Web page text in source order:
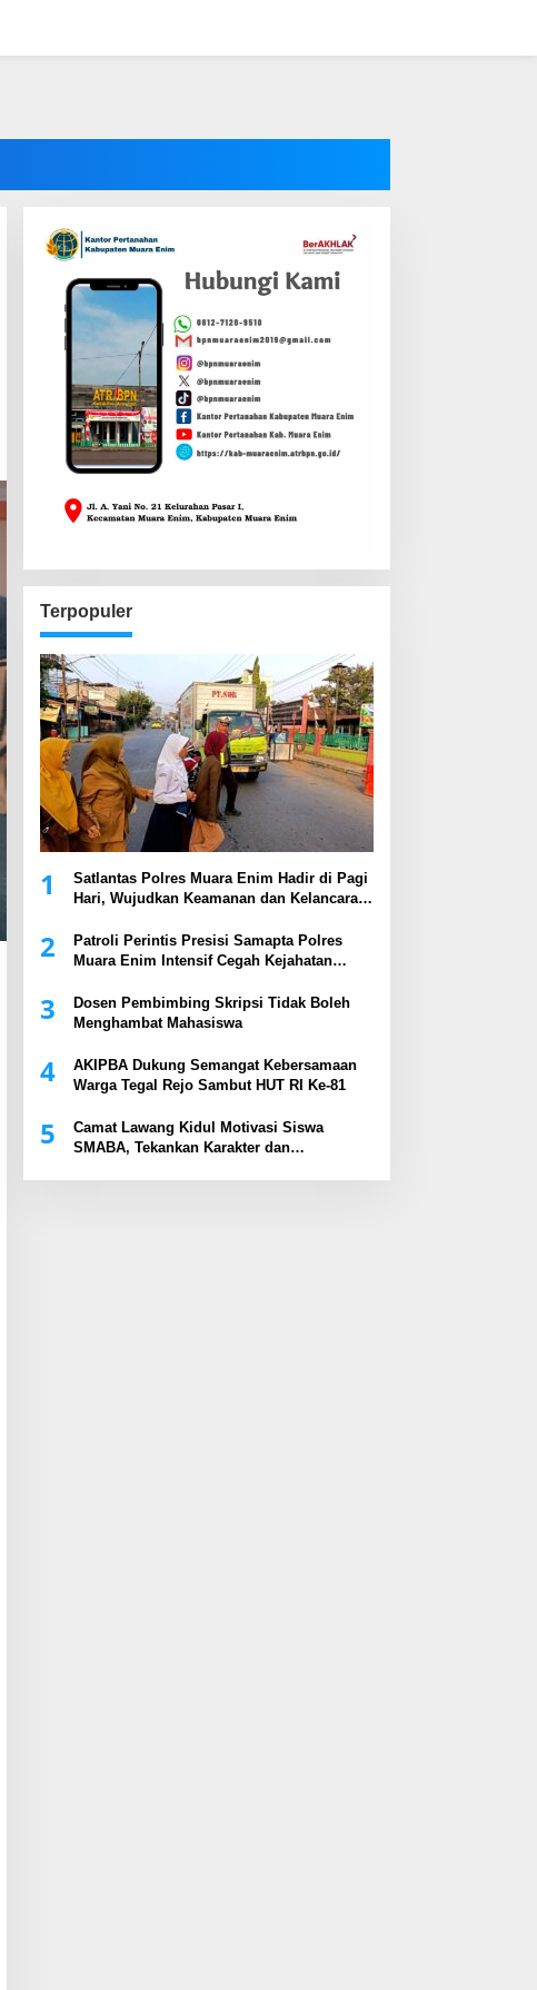
Terpopuler
1
Satlantas Polres Muara Enim Hadir di Pagi
Hari, Wujudkan Keamanan dan Kelancaran
2
Patroli Perintis Presisi Samapta Polres
Muara Enim Intensif Cegah Kejahatan
3
Dosen Pembimbing Skripsi Tidak Boleh
Menghambat Mahasiswa
4
AKIPBA Dukung Semangat Kebersamaan
Warga Tegal Rejo Sambut HUT RI Ke-81
5
Camat Lawang Kidul Motivasi Siswa
SMABA, Tekankan Karakter dan